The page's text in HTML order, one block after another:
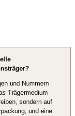
und Nummern
Trägermedium
sondern auf
und eine